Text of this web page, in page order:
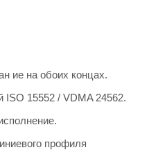
ие на обоих концах.
15552 / VDMA 24562.
профиля